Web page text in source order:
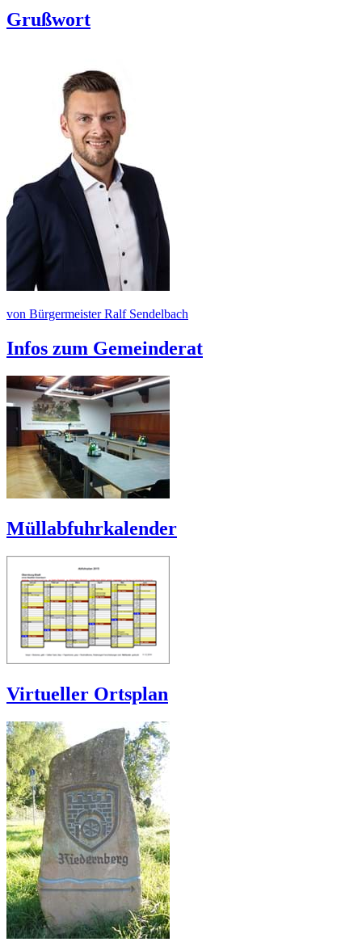
Grußwort
von Bürgermeister Ralf Sendelbach
Infos zum Gemeinderat
Müllabfuhrkalender
Virtueller Ortsplan